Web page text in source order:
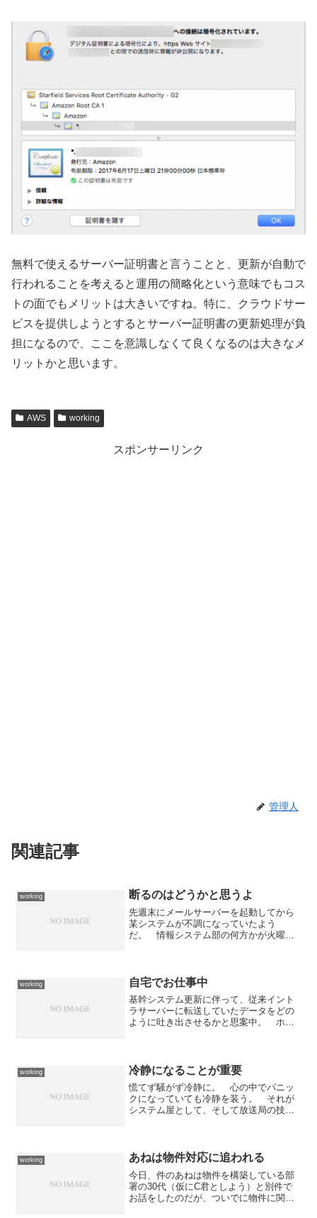
無料で使えるサーバー証明書と言うことと、更新が自動で
行われることを考えると運用の簡略化という意味でもコス
トの面でもメリットは大きいですね。特に、クラウドサー
ビスを提供しようとするとサーバー証明書の更新処理が負
担になるので、ここを意識しなくて良くなるのは大きなメ
リットかと思います。
AWS working
スポンサーリンク
管理人
関連記事
working 断るのはどうかと思うよ
先週末にメールサーバーを起動してから
某システムが不調になっていたよう
だ。 情報システム部の何方かが火曜日
いた。 そのことを、マイミクさ...
working 自宅でお仕事中
基幹システム更新に伴って、従来イント
ラサーバーに転送していたデータをどの
ように吐き出させるかと思案中。 ホス
ということで、過去を...
working 冷静になることが重要
慌てず騒がず冷静に。 心の中でパニッ
クになっていても冷静を装う。 それが
システム屋として、そして放送局の技術
それをまずは理解して欲し...
working あねは物件対応に追われる
今日、件のあねは物件を構築している部
署の30代（仮にC君としよう）と別件で
お話をしたのだが、ついでに物件に関し